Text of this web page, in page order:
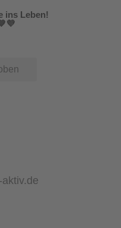
ins Leben!